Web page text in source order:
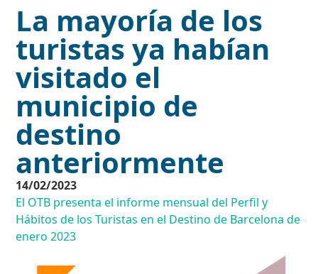
La mayoría de los
turistas ya habían
visitado el
municipio de
destino
anteriormente
14/02/2023
El OTB presenta el informe mensual del Perfil y
Hábitos de los Turistas en el Destino de Barcelona de
enero 2023